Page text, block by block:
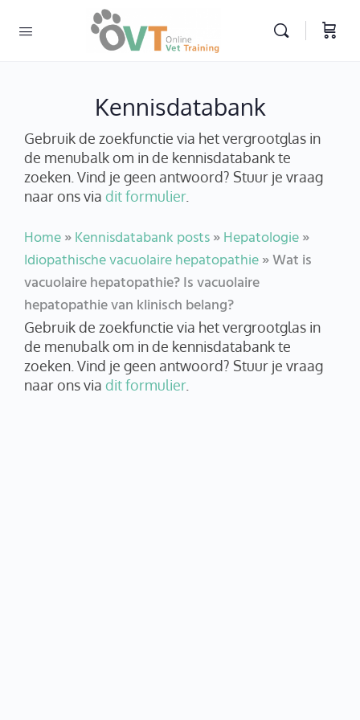
Kennisdatabank
Gebruik de zoekfunctie via het vergrootglas in
de menubalk om in de kennisdatabank te
zoeken. Vind je geen antwoord? Stuur je vraag
naar ons via dit formulier.
Home»Kennisdatabank posts»Hepatologie»
Idiopathische vacuolaire hepatopathie»Wat is
vacuolaire hepatopathie? Is vacuolaire
hepatopathie van klinisch belang?
Gebruik de zoekfunctie via het vergrootglas in
de menubalk om in de kennisdatabank te
zoeken. Vind je geen antwoord? Stuur je vraag
naar ons via dit formulier.